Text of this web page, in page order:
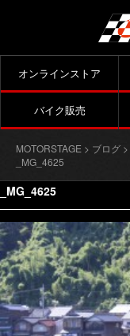
オンラインストア
バイク販売
MOTORSTAGE > ブログ >
_MG_4625
_MG_4625